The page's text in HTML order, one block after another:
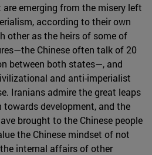
emerging from the misery left
according to their own
other as the heirs of some of
Chinese often talk of 20
between both states—, and
and anti-imperialist
Iranians admire the great leaps
development, and the
brought to the Chinese people
the Chinese mindset of not
internal affairs of other